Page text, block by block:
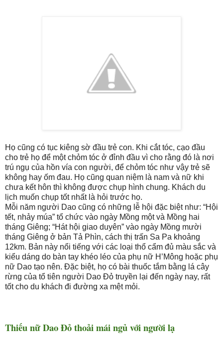
Họ cũng có tục kiêng sờ đầu trẻ con. Khi cắt tóc, cạo đầu
cho trẻ họ để một chỏm tóc ở đỉnh đầu vì cho rằng đó là nơi
trú ngụ của hồn vía con người, để chỏm tóc như vậy trẻ sẽ
không hay ốm đau. Họ cũng quan niệm là nam và nữ khi
chưa kết hôn thì không được chụp hình chung. Khách du
lịch muốn chụp tốt nhất là hỏi trước họ.
Mỗi năm người Dao cũng có những lễ hội đặc biệt như: “Hội
tết, nhảy múa” tổ chức vào ngày Mồng một và Mồng hai
tháng Giêng; “Hát hội giao duyên” vào ngày Mồng mười
tháng Giêng ở bản Tả Phìn, cách thị trấn Sa Pa khoảng
12km. Bản này nổi tiếng với các loại thổ cẩm đủ màu sắc và
kiểu dáng do bàn tay khéo léo của phụ nữ H’Mông hoặc phụ
nữ Dao tạo nên. Đặc biệt, họ có bài thuốc tắm bằng lá cây
rừng của tổ tiên người Dao Đỏ truyền lại đến ngày nay, rất
tốt cho du khách đi đường xa mệt mỏi.
Thiếu nữ Dao Đỏ thoải mái ngủ với người lạ